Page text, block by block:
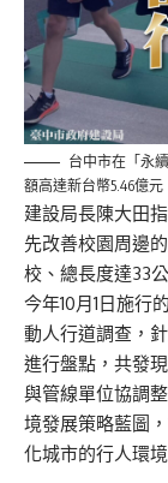
台中市在「永
額高達新台幣5.46億元
建設局長陳大田
先改善校園周邊
校、總長度達33
今年10月1日施行
動人行道調查，
進行盤點，共發
與管線單位協調
境發展策略藍圖
化城市的行人環境